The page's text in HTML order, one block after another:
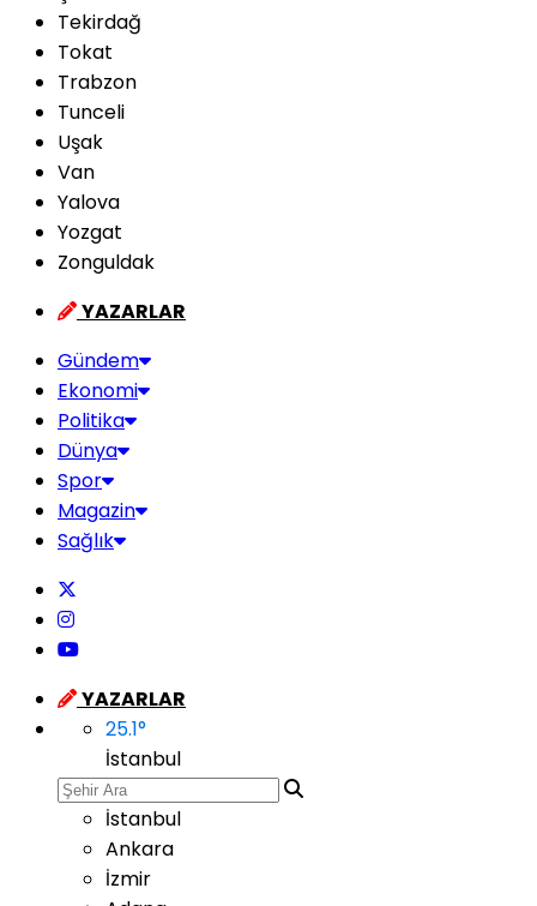
Tekirdağ
Tokat
Trabzon
Tunceli
Uşak
Van
Yalova
Yozgat
Zonguldak
YAZARLAR
Gündem
Ekonomi
Politika
Dünya
Spor
Magazin
Sağlık
YAZARLAR
25.1°
İstanbul
İstanbul
Ankara
İzmir